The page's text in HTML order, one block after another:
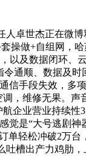
世杰正在微博
做+自组网，
以及数据闭环
通顺、数据及
信手段失效，
，维修无果。
企业营业持续
觉是“大号逃剧
轻松冲破2万
槽出产力鸡肋，